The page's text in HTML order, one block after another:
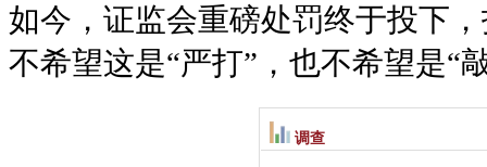
如今，证监会重磅处罚终于投下
不希望这是“严打”，也不希望是“
调查